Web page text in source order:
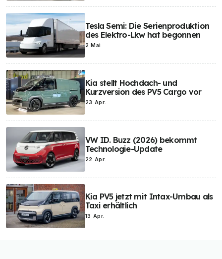
Tesla Semi: Die Serienproduktion
des Elektro-Lkw hat begonnen
2 Mai
Kia stellt Hochdach- und
Kurzversion des PV5 Cargo vor
23 Apr.
VW ID. Buzz (2026) bekommt
Technologie-Update
22 Apr.
Kia PV5 jetzt mit Intax-Umbau als
Taxi erhältlich
13 Apr.